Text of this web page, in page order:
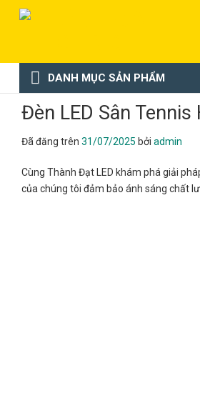
Chuyển
dung
DANH MỤC SẢN PHẨM
Đèn LED Sân
Đã đăng trên 31/07/2025 bởi admin
Cùng Thành Đạt LED khám phá giải
của chúng tôi đảm bảo ánh sáng chất